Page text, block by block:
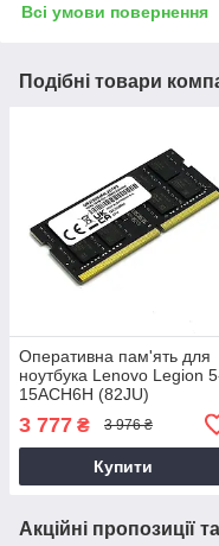
Всі умови повернення
Подібні товари
Оперативна пам'ять для
ноутбука Lenovo Legion
15ACH6H (82JU)
3 777 ₴ 3 976 ₴
Купити
Акційні пропозиції